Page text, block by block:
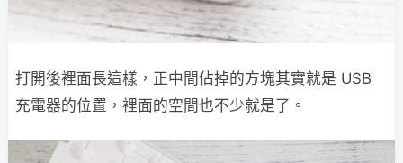
打開後裡面長這樣，正中間佔掉的方塊其實就是 USB
充電器的位置，裡面的空間也不少就是了。